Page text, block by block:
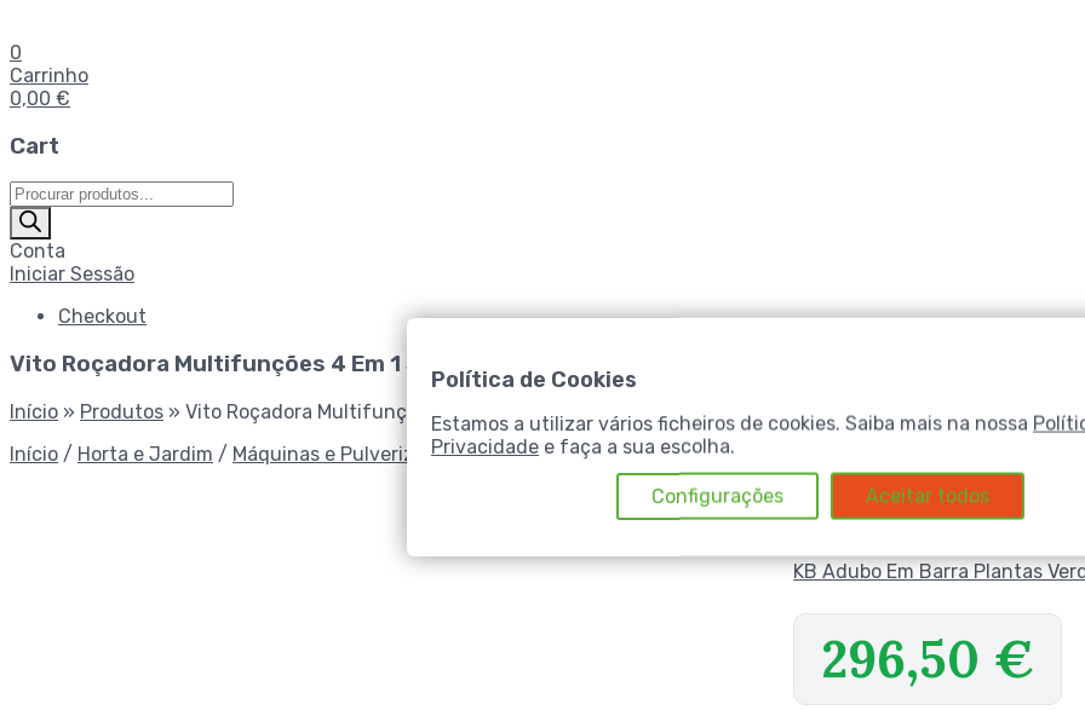
0
Carrinho
0,00 €
Cart
Products
search
Conta
Iniciar Sessão
Checkout
Vito Roçadora Multifunções 4 Em 1 33Cc
Início » Produtos » Vito Roçadora Multifunções 4 Em 1 33Cc
Início / Horta e Jardim / Máquinas e Pulverizadores/Outros /Vito Roçadora Multifunções 4 Em 1 33Cc
VITO
33CC
KB Adubo Em Barra Plantas
296,50 €
Política de Cookies
Estamos a utilizar vários ficheiros de cookies. Saiba mais na nossa
Privacidade e faça a sua escolha.
Configurações Aceitar todos